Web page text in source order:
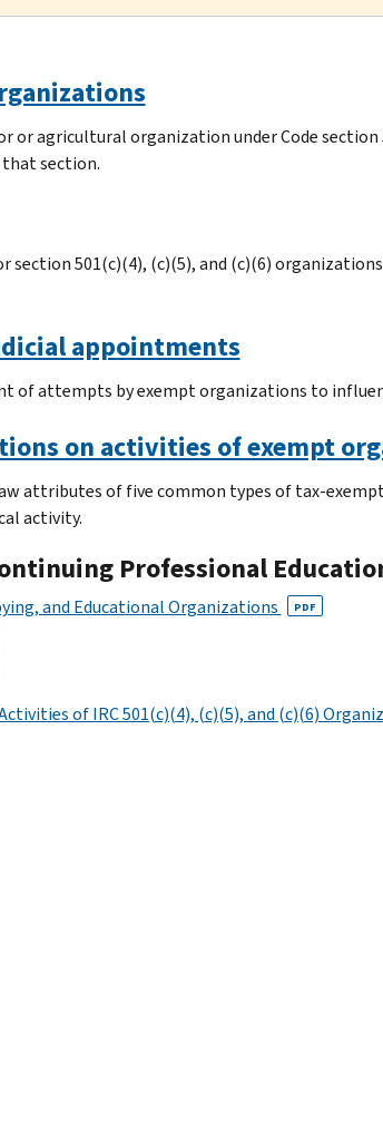
or agricultural organization under Code
section.
section 501(c)(4), (c)(5), and (c)(6)
appointments
of attempts by exempt organizations to
on activities of exempt
attributes of five common types of tax-
activity.
Professional
and Educational Organizations PDF
of IRC 501(c)(4), (c)(5), and (c)(6)